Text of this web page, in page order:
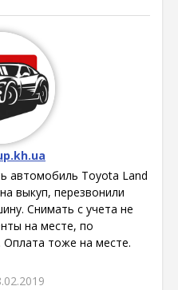
автомобиль Toyota Land
выкуп, перезвонили
Снимать с учета не
на месте, по
Оплата тоже на месте.